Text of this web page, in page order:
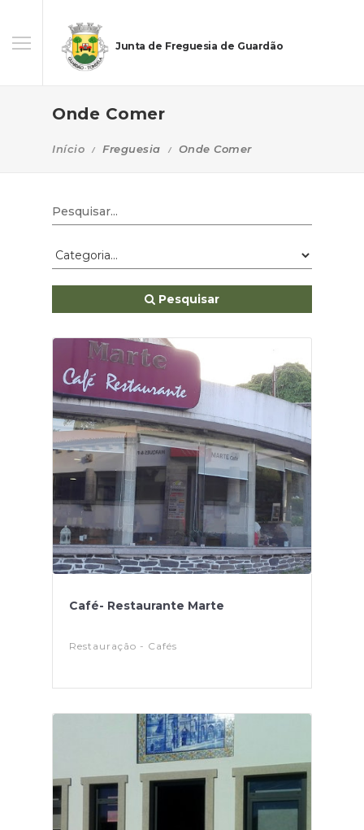
Junta de Freguesia de Guardão
Onde Comer
Início Freguesia Onde Comer
Pesquisar
Café- Restaurante Marte
Restauração - Cafés